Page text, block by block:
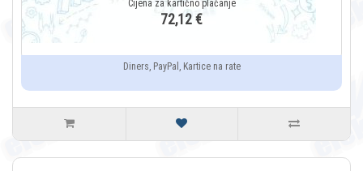
72,12 €
Diners, PayPal, Kartice na rate